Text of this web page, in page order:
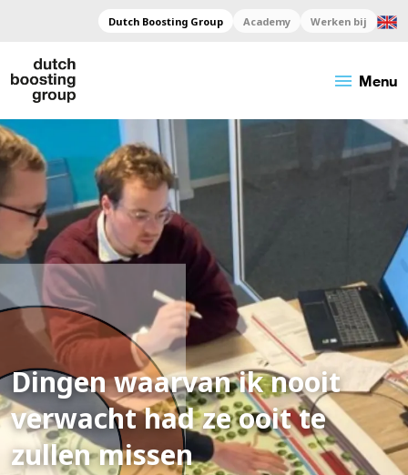
Dutch Boosting Group Academy Werken bij
menu Menu
Dingen waarvan ik nooit
verwacht had ze ooit te
zullen missen